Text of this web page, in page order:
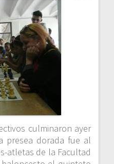
culminaron ayer
presea dorada fue al
atletas de la Facultad